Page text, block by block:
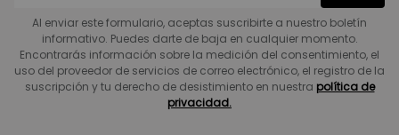
Al enviar este formulario, aceptas suscribirte a nuestro boletín
informativo. Puedes darte de baja en cualquier momento.
Encontrarás información sobre la medición del consentimiento, el
uso del proveedor de servicios de correo electrónico, el registro de la
suscripción y tu derecho de desistimiento en nuestra política de
privacidad.